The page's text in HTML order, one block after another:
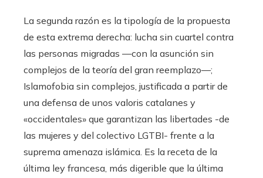
La segunda razón es la tipología de la propuesta
de esta extrema derecha: lucha sin cuartel contra
las personas migradas —con la asunción sin
complejos de la teoría del gran reemplazo—;
Islamofobia sin complejos, justificada a partir de
una defensa de unos valoris catalanes y
«occidentales» que garantizan las libertades -de
las mujeres y del colectivo LGTBI- frente a la
suprema amenaza islámica. Es la receta de la
última ley francesa, más digerible que la última